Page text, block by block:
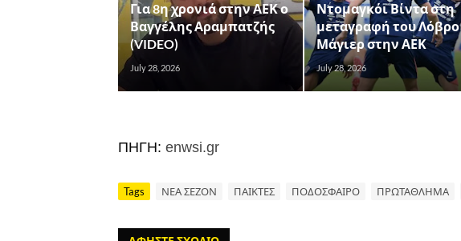
Για 8η χρονιά στην ΑΕΚ ο
Βαγγέλης Αραμπατζής
(VIDEO)
July 28, 2026
Ντομαγκόι Βίντα στη
μεταγραφή του Λόβρο
Μάγιερ στην ΑΕΚ
July 28, 2026
ΠΗΓΗ: enwsi.gr
Tags ΝΕΑ ΣΕΖΟΝ ΠΑΙΚΤΕΣ ΠΟΔΟΣΦΑΙΡΟ ΠΡΩΤΑΘΛΗΜΑ